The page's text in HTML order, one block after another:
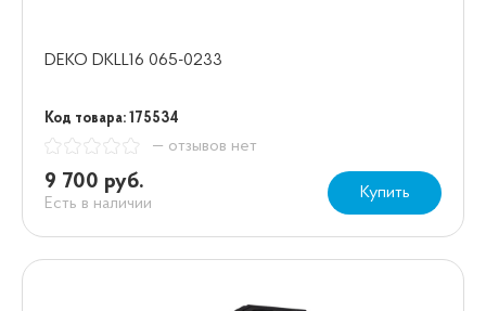
DEKO DKLL16 065-0233
Код товара: 175534
— отзывов нет
9 700 руб.
Есть в наличии
Купить